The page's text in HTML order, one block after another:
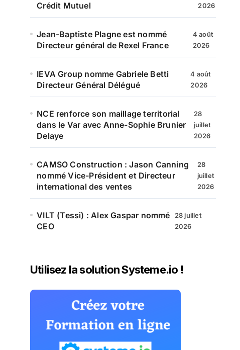
Crédit Mutuel
2026
Jean-Baptiste Plagne est nommé
Directeur général de Rexel France
4 août
2026
IEVA Group nomme Gabriele Betti
Directeur Général Délégué
4 août
2026
NCE renforce son maillage territorial
dans le Var avec Anne-Sophie Brunier
Delaye
28
juillet
2026
CAMSO Construction : Jason Canning
nommé Vice-Président et Directeur
international des ventes
28
juillet
2026
VILT (Tessi) : Alex Gaspar nommé
CEO
28 juillet
2026
Utilisez la solution Systeme.io !